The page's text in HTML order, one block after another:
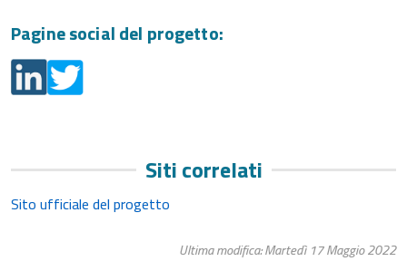
Pagine social del progetto:
Siti correlati
Sito ufficiale del progetto
Ultima modifica: Martedì 17 Maggio 2022